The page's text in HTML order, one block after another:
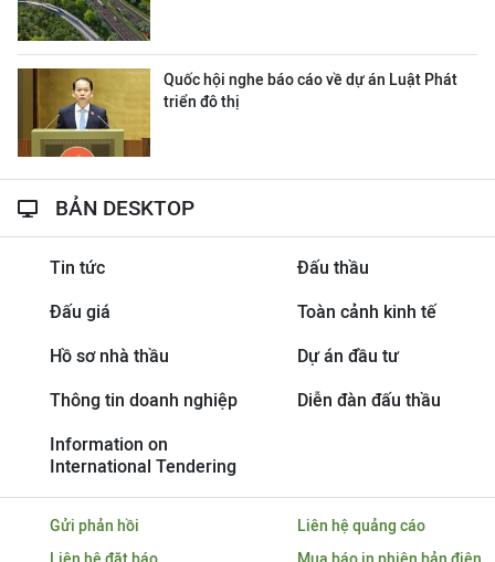
Quốc hội nghe báo cáo về dự án Luật Phát
triển đô thị
BẢN DESKTOP
Tin tức Đấu thầu
Đấu giá Toàn cảnh kinh tế
Hồ sơ nhà thầu Dự án đầu tư
Thông tin doanh nghiệp Diễn đàn đấu thầu
Information on
International Tendering
Gửi phản hồi
Liên hệ quảng cáo